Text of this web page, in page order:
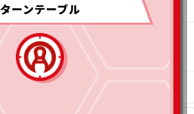
ターンテーブル